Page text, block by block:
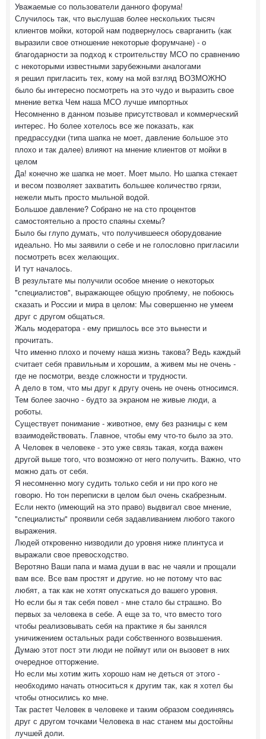
Уважаемые со пользователи данного форума!
Случилось так, что выслушав более нескольких тысяч
клиентов мойки, которой нам подвернулось сварганить (как
выразили свое отношение некоторые форумчане) - о
благодарности за подход к строительству МСО по сравнению
с некоторыми известными зарубежными аналогами
я решил пригласить тех, кому на мой взгляд ВОЗМОЖНО
было бы интересно посмотреть на это чудо и выразить свое
мнение ветка Чем наша МСО лучше импортных
Несомненно в данном позыве присутствовал и коммерческий
интерес. Но более хотелось все же показать, как
предрассудки (типа шапка не моет, давление большое это
плохо и так далее) влияют на мнение клиентов от мойки в
целом
Да! конечно же шапка не моет. Моет мыло. Но шапка стекает
и весом позволяет захватить большее количество грязи,
нежели мыть просто мыльной водой.
Большое давление? Собрано не на сто процентов
самостоятельно а просто спаяны схемы?
Было бы глупо думать, что получившееся оборудование
идеально. Но мы заявили о себе и не голословно пригласили
посмотреть всех желающих.
И тут началось.
В результате мы получили особое мнение о некоторых
"специалистов", выражающее общую проблему, не побоюсь
сказать и России и мира в целом: Мы совершенно не умеем
друг с другом общаться.
Жаль модератора - ему пришлось все это вынести и
прочитать.
Что именно плохо и почему наша жизнь такова? Ведь каждый
считает себя правильным и хорошим, а живем мы не очень -
где не посмотри, везде сложности и трудности.
А дело в том, что мы друг к другу очень не очень относимся.
Тем более заочно - будто за экраном не живые люди, а
роботы.
Существует понимание - животное, ему без разницы с кем
взаимодействовать. Главное, чтобы ему что-то было за это.
А Человек в человеке - это уже связь такая, когда важен
другой выше того, что возможно от него получить. Важно, что
можно дать от себя.
Я несомненно могу судить только себя и ни про кого не
говорю. Но тон переписки в целом был очень скабрезным.
Если некто (имеющий на это право) выдвигал свое мнение,
"специалисты" проявили себя задавливанием любого такого
выражения.
Людей откровенно низводили до уровня ниже плинтуса и
выражали свое превосходство.
Веротяно Ваши папа и мама души в вас не чаяли и прощали
вам все. Все вам простят и другие. но не потому что вас
любят, а так как не хотят опускаться до вашего уровня.
Но если бы я так себя повел - мне стало бы страшно. Во
первых за человека в себе. А еще за то, что вместо того
чтобы реализовывать себя на практике я бы занялся
уничижением остальных ради собственного возвышения.
Думаю этот пост эти люди не поймут или он вызовет в них
очередное отторжение.
Но если мы хотим жить хорошо нам не деться от этого -
необходимо начать относиться к другим так, как я хотел бы
чтобы относились ко мне.
Так растет Человек в человеке и таким образом соединяясь
друг с другом точками Человека в нас станем мы достойны
лучшей доли.